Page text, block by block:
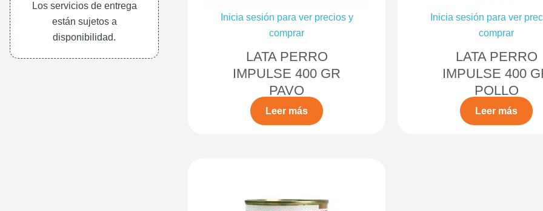
Los servicios de entrega
están sujetos a
disponibilidad.
Inicia sesión para ver precios y
comprar
LATA PERRO
IMPULSE 400 GR
PAVO
Leer más
Inicia sesión para ver
comprar
LATA PERRO
IMPULSE 400
POLLO
Leer más